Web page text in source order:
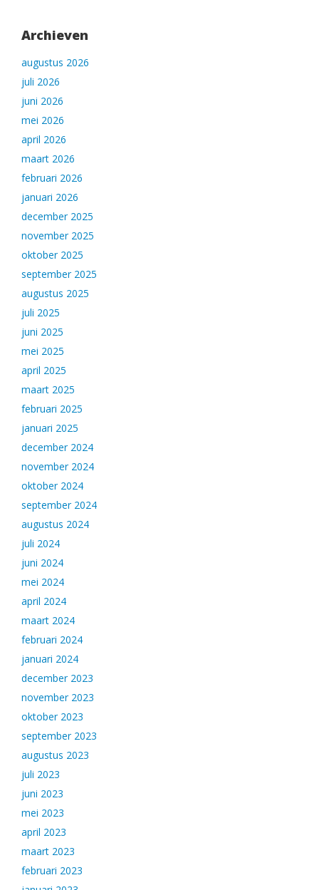
Archieven
augustus 2026
juli 2026
juni 2026
mei 2026
april 2026
maart 2026
februari 2026
januari 2026
december 2025
november 2025
oktober 2025
september 2025
augustus 2025
juli 2025
juni 2025
mei 2025
april 2025
maart 2025
februari 2025
januari 2025
december 2024
november 2024
oktober 2024
september 2024
augustus 2024
juli 2024
juni 2024
mei 2024
april 2024
maart 2024
februari 2024
januari 2024
december 2023
november 2023
oktober 2023
september 2023
augustus 2023
juli 2023
juni 2023
mei 2023
april 2023
maart 2023
februari 2023